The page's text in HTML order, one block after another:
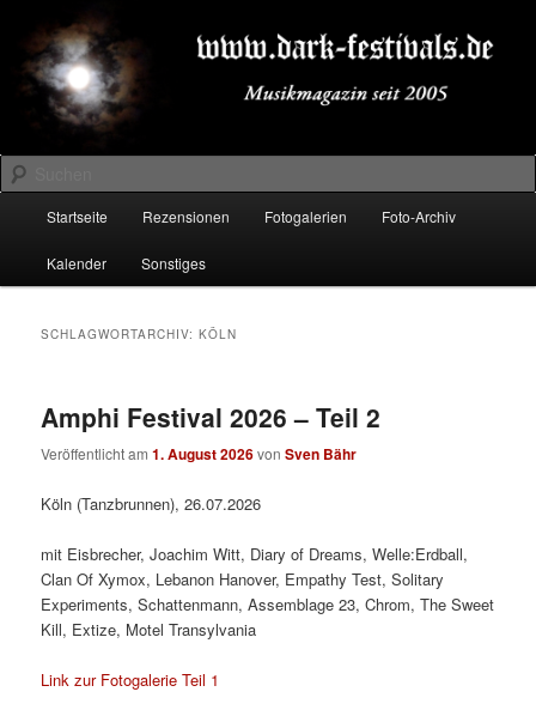
primären
Inhalt
springen
sekundären
Inhalt
springenDARK-FESTIVALS.DE
Suchen
Startseite Rezensionen Fotogalerien Foto-Archiv
Kalender Sonstiges
SCHLAGWORTARCHIV:KÖLN
Amphi Festival 2026 – Teil 2
Veröffentlicht am1. August 2026vonSven Bähr
Köln (Tanzbrunnen), 26.07.2026
mit Eisbrecher, Joachim Witt, Diary of Dreams, Welle:Erdball,
Clan Of Xymox, Lebanon Hanover, Empathy Test, Solitary
Experiments, Schattenmann, Assemblage 23, Chrom, The Sweet
Kill, Extize, Motel Transylvania
Link zur Fotogalerie Teil 1